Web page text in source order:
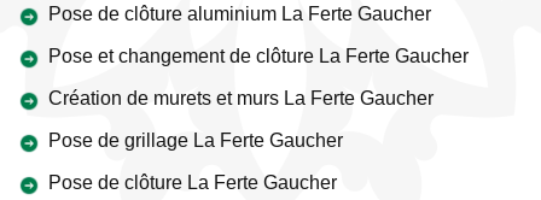
Pose de clôture aluminium La Ferte Gaucher
Pose et changement de clôture La Ferte Gaucher
Création de murets et murs La Ferte Gaucher
Pose de grillage La Ferte Gaucher
Pose de clôture La Ferte Gaucher